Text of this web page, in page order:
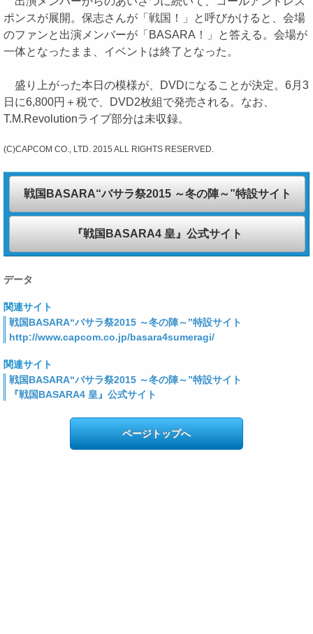
ポンスが展開。保志さんが「戦国！」と呼びかけると、会場
のファンと出演メンバーが「BASARA！」と答える。会場が
一体となったまま、イベントは終了となった。
盛り上がった本日の模様が、DVDになることが決定。6月3
日に6,800円＋税で、DVD2枚組で発売される。なお、
T.M.Revolutionライブ部分は未収録。
(C)CAPCOM CO., LTD. 2015 ALL RIGHTS RESERVED.
戦国BASARA“バサラ祭2015 ～冬の陣～”特設サイト
『戦国BASARA4 皇』公式サイト
データ
関連サイト
戦国BASARA“バサラ祭2015 ～冬の陣～”特設サイト
http://www.capcom.co.jp/basara4sumeragi/
関連サイト
戦国BASARA“バサラ祭2015 ～冬の陣～”特設サイト
『戦国BASARA4 皇』公式サイト
ページトップへ